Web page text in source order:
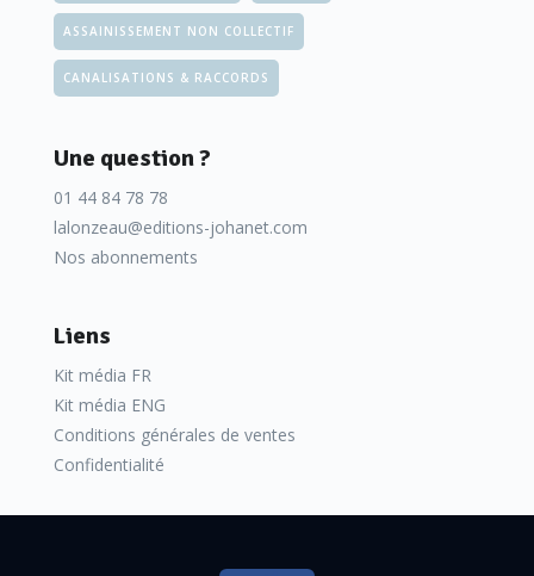
ASSAINISSEMENT NON COLLECTIF
CANALISATIONS & RACCORDS
Une question ?
01 44 84 78 78
lalonzeau@editions-johanet.com
Nos abonnements
Liens
Kit média FR
Kit média ENG
Conditions générales de ventes
Confidentialité